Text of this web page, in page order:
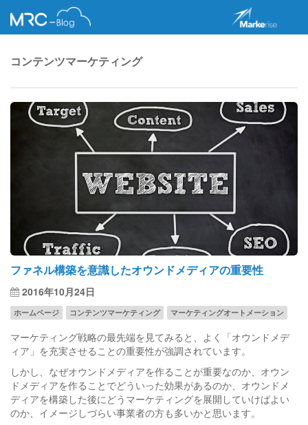
コンテンツマーケティング
ファネル構築を意識したオウンドメディアの重要性
2016年10月24日
ホームページ コンテンツマーケティング マーケティングオートメーション
マーケティング戦略の最先端を見てみると、よく「オウンドメデ
ィア」を充実させることの重要性が強調されています。
しかし、なぜオウンドメディアを作ることが重要なのか、オウン
ドメディアを作ることでどういった効果があるのか、オウンドメ
ディアを構築した後にどうマーケティングを展開していけばよい
のか、イメージしづらい事業者の方も多いかと思います。